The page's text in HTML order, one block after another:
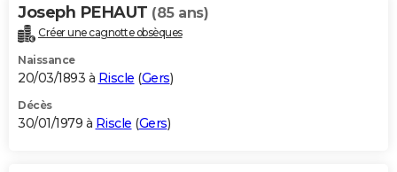
Joseph PEHAUT (85 ans)
Créer une cagnotte obsèques
Naissance
20/03/1893 à Riscle (Gers)
Décès
30/01/1979 à Riscle (Gers)